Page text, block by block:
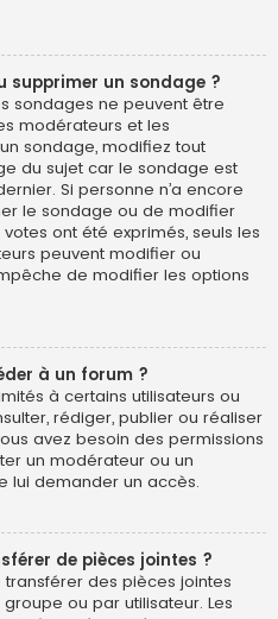
supprimer un sondage ?
sondages ne peuvent être
modérateurs et les
sondage, modifiez tout
du sujet car le sondage est
Si personne n’a encore
le sondage ou de modifier
ont été exprimés, seuls les
peuvent modifier ou
de modifier les options
à un forum ?
à certains utilisateurs ou
rédiger, publier ou réaliser
avez besoin des permissions
un modérateur ou un
lui demander un accès.
de pièces jointes ?
des pièces jointes
ou par utilisateur. Les